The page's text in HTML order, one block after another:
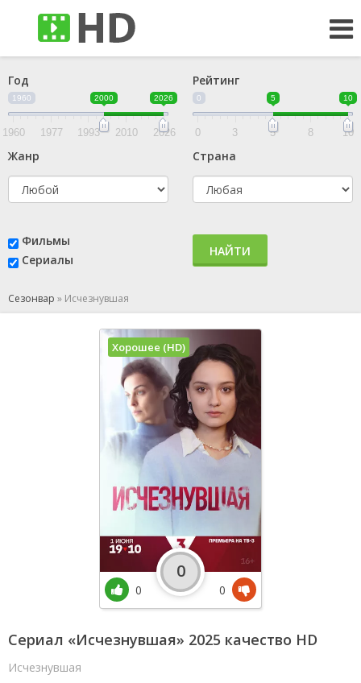
Год
1960 2000 2026
1960 1977 1993 2010 2026
Рейтинг
0 5 10
0 3 5 8 10
Жанр Страна
Фильмы
Сериалы
НАЙТИ
Сезонвар » Исчезнувшая
Сериал «Исчезнувшая» 2025 качество HD
Исчезнувшая
Хорошее (HD)
0
0
0